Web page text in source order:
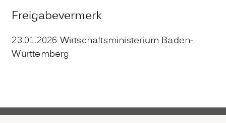
Freigabevermerk
23.01.2026 Wirtschaftsministerium Baden-
Württemberg